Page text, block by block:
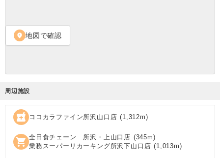
location_on 地図で確認
周辺施設
local_pharmacy ココカラファイン所沢山口店 (1,312m)
shopping_cart 全日食チェーン 所沢・上山口店 (345m)
業務スーパーリカーキング所沢下山口店 (1,013m)